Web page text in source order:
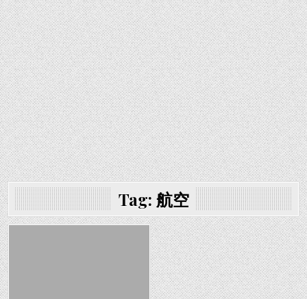
Tag: 航空